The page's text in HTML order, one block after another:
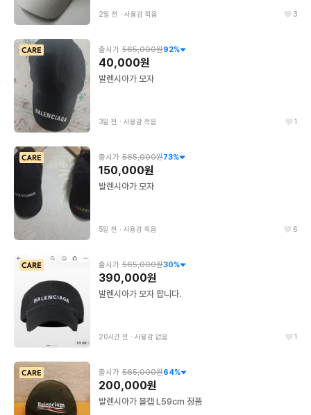
2일 전 ∙ 사용감 적음 3
출시가 565,000원92%
40,000원
발렌시아가 모자
3일 전 ∙ 사용감 적음 1
출시가 565,000원73%
150,000원
발렌시아가 모자
5일 전 ∙ 사용감 적음 6
출시가 565,000원30%
390,000원
발렌시아가 모자 팝니다.
20시간 전 ∙ 사용감 없음 1
출시가 565,000원64%
200,000원
발렌시아가 볼캡 L59cm 정품